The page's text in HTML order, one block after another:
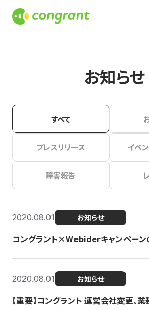
お知らせ
すべて
プレスリリース イベ
障害報告
2020.08.01 お知らせ
コングラント×Webiderキャンペーン
2020.08.01 お知らせ
【重要】コングラント 運営会社変更、